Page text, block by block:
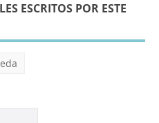
ESCRITOS POR ESTE